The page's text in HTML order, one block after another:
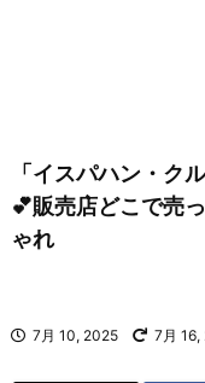
「イスパハン・ク
💕販売店どこで売
ゃれ
7月 10, 2025 7月